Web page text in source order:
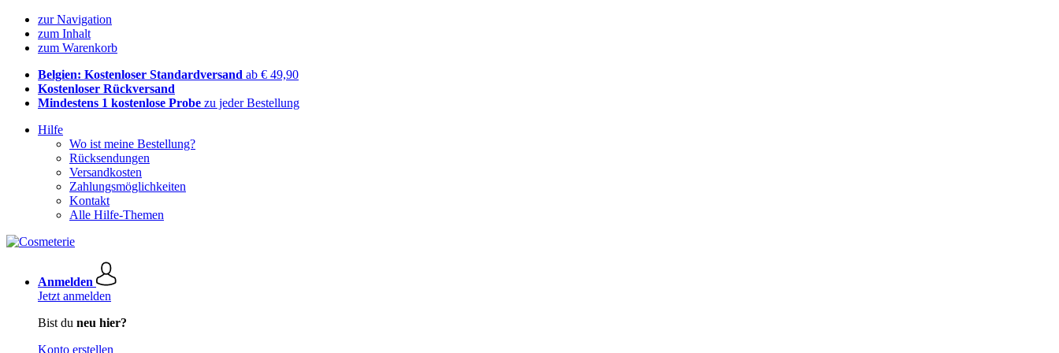
zur Navigation
zum Inhalt
zum Warenkorb
Belgien: Kostenloser Standardversand ab € 49,90
Kostenloser Rückversand
Mindestens 1 kostenlose Probe zu jeder Bestellung
Hilfe
Wo ist meine Bestellung?
Rücksendungen
Versandkosten
Zahlungsmöglichkeiten
Kontakt
Alle Hilfe-Themen
Anmelden
Jetzt anmelden
Bist du neu hier?
Konto erstellen